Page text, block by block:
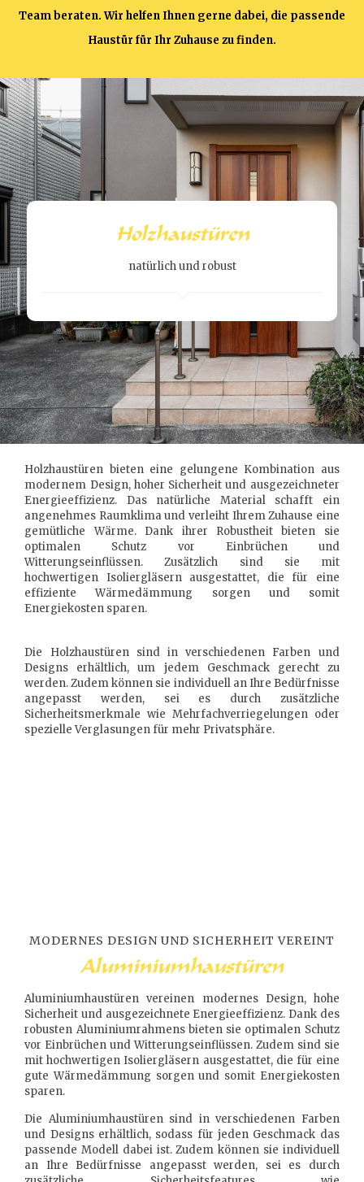
Team beraten. Wir helfen Ihnen gerne dabei, die passende
Haustür für Ihr Zuhause zu finden.
Holzhaustüren
natürlich und robust
Holzhaustüren bieten eine gelungene Kombination aus
modernem Design, hoher Sicherheit und ausgezeichneter
Energieeffizienz. Das natürliche Material schafft ein
angenehmes Raumklima und verleiht Ihrem Zuhause eine
gemütliche Wärme. Dank ihrer Robustheit bieten sie
optimalen Schutz vor Einbrüchen und
Witterungseinflüssen. Zusätzlich sind sie mit
hochwertigen Isoliergläsern ausgestattet, die für eine
effiziente Wärmedämmung sorgen und somit
Energiekosten sparen.
Die Holzhaustüren sind in verschiedenen Farben und
Designs erhältlich, um jedem Geschmack gerecht zu
werden. Zudem können sie individuell an Ihre Bedürfnisse
angepasst werden, sei es durch zusätzliche
Sicherheitsmerkmale wie Mehrfachverriegelungen oder
spezielle Verglasungen für mehr Privatsphäre.
MODERNES DESIGN UND SICHERHEIT VEREINT
Aluminiumhaustüren
Aluminiumhaustüren vereinen modernes Design, hohe
Sicherheit und ausgezeichnete Energieeffizienz. Dank des
robusten Aluminiumrahmens bieten sie optimalen Schutz
vor Einbrüchen und Witterungseinflüssen. Zudem sind sie
mit hochwertigen Isoliergläsern ausgestattet, die für eine
gute Wärmedämmung sorgen und somit Energiekosten
sparen.
Die Aluminiumhaustüren sind in verschiedenen Farben
und Designs erhältlich, sodass für jeden Geschmack das
passende Modell dabei ist. Zudem können sie individuell
an Ihre Bedürfnisse angepasst werden, sei es durch